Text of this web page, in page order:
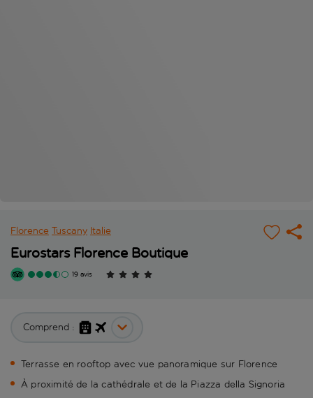
Florence Tuscany Italie
Eurostars Florence Boutique
19 avis
Comprend :
Terrasse en rooftop avec vue panoramique sur Florence
À proximité de la cathédrale et de la Piazza della Signoria